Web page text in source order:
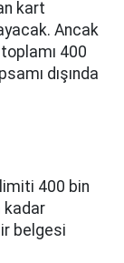
kart
Ancak
400
dışında
400 bin
kadar
belgesi